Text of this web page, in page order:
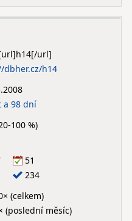
dbher.cz/h14
a 98 dní
100 %)
51
234
(celkem)
(poslední měsíc)